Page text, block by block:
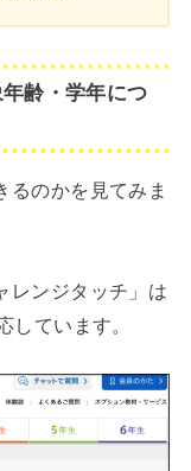
齢・学年につ
るのかを見てみま
レンジタッチ」は
しています。